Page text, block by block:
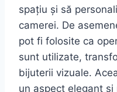
spațiu și să
camerei. De
pot fi folosite ca
sunt utilizate,
bijuterii vizuale.
un aspect elegant